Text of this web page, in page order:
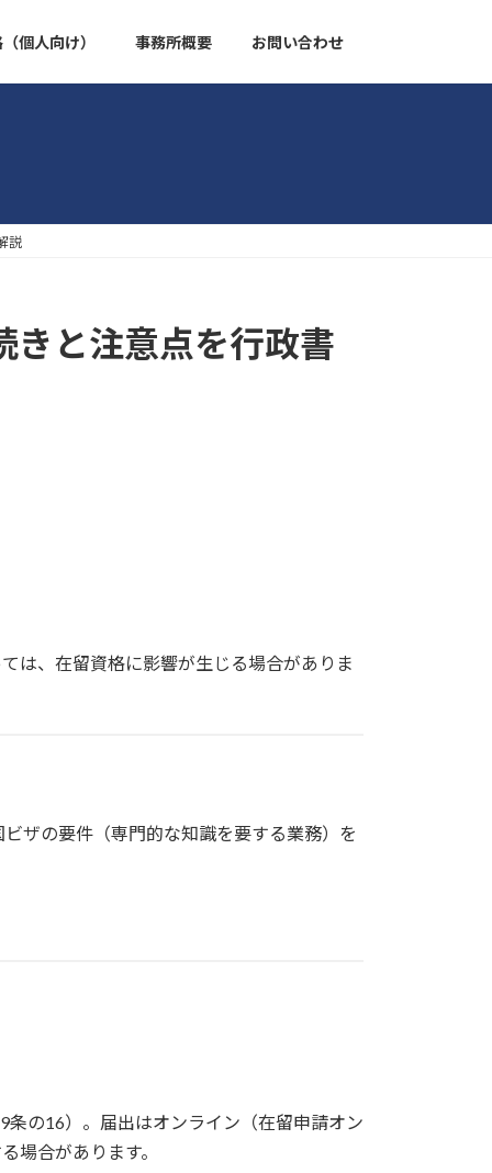
個人向け） 事務所概要 お問い合わせ
説
きと注意点を行政書
は、在留資格に影響が生じる場合がありま
ザの要件（専門的な知識を要する業務）を
の16）。届出はオンライン（在留申請オン
場合があります。